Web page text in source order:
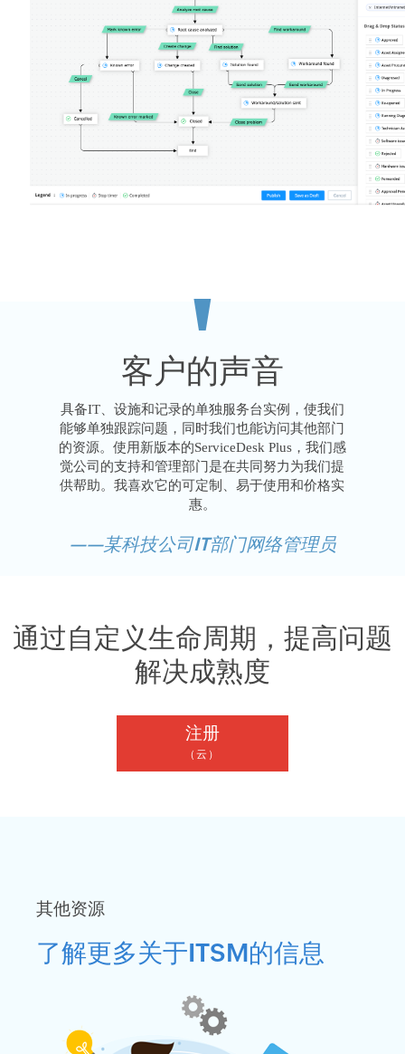
'
客户的声音
具备IT、设施和记录的单独服务台实例，使我们
能够单独跟踪问题，同时我们也能访问其他部门
的资源。使用新版本的ServiceDesk Plus，我们感
觉公司的支持和管理部门是在共同努力为我们提
供帮助。我喜欢它的可定制、易于使用和价格实
惠。
——某科技公司IT部门网络管理员
通过自定义生命周期，提高问题
解决成熟度
注册
（云）
其他资源
了解更多关于ITSM的信息